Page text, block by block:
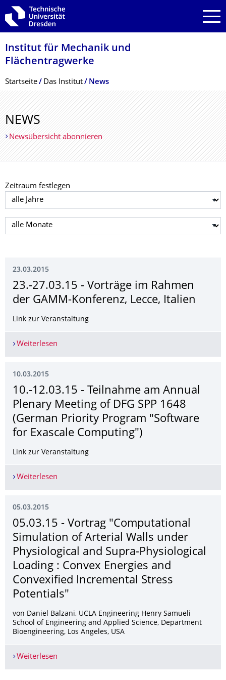
Zur Hauptnavigation springen
Zur Suche springen
Zum Inhalt springen
Institut für Mechanik und
Flächentragwerke
Breadcrumb-Menü
Startseite Das Institut News
NEWS
Newsübersicht abonnieren
Zeitraum festlegen
Jahr auswählen
Monat auswählen
23.03.2015
23.-27.03.15 - Vorträge im Rahmen
der GAMM-Konferenz, Lecce, Italien
Link zur Veranstaltung
Weiterlesen
10.03.2015
10.-12.03.15 - Teilnahme am Annual
Plenary Meeting of DFG SPP 1648
(German Priority Program "Software
for Exascale Computing")
Link zur Veranstaltung
Weiterlesen
05.03.2015
05.03.15 - Vortrag "Computational
Simulation of Arterial Walls under
Physiological and Supra-Physiological
Loading : Convex Energies and
Convexified Incremental Stress
Potentials"
von Daniel Balzani, UCLA Engineering Henry Samueli
School of Engineering and Applied Science, Department
Bioengineering, Los Angeles, USA
Weiterlesen